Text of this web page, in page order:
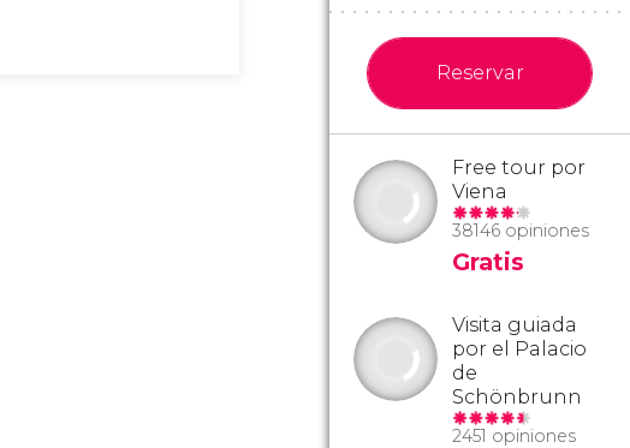
Reservar
Free tour por
Viena
38146 opiniones
Gratis
Visita guiada
por el Palacio
de
Schönbrunn
2451 opiniones